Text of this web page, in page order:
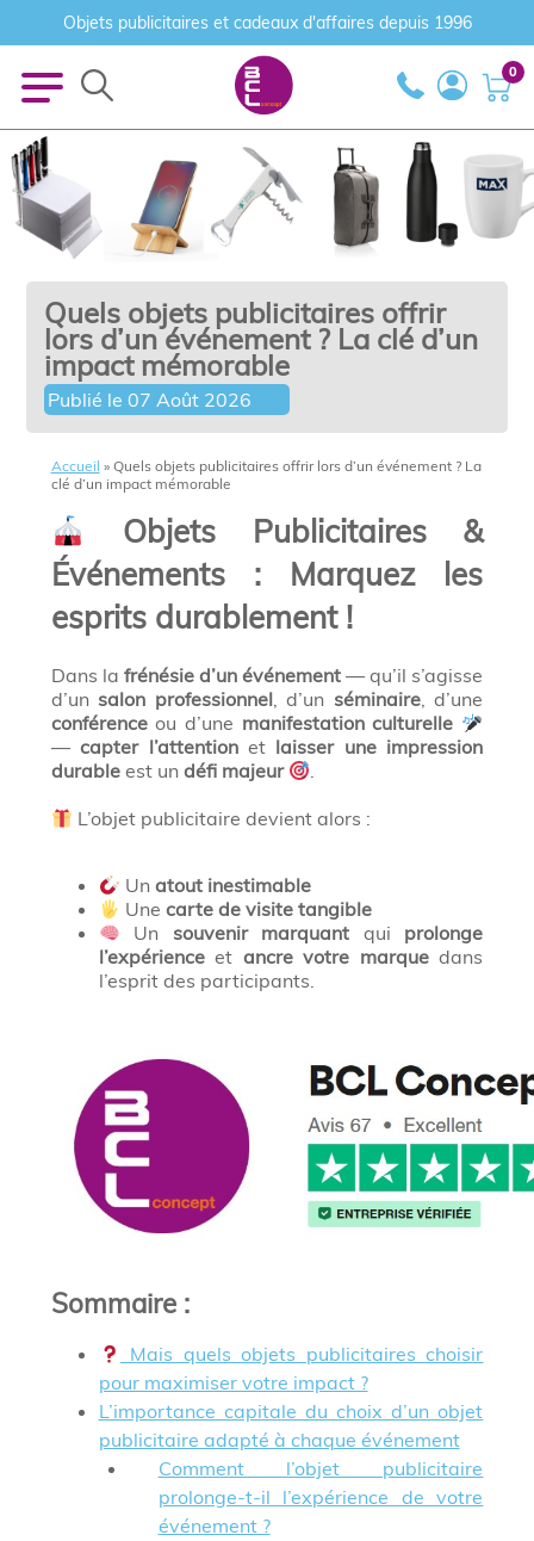
Objets publicitaires et cadeaux d'affaires depuis 1996
0
Quels objets publicitaires offrir
lors d’un événement ? La clé d’un
impact mémorable
Publié le07 Août 2026
Accueil » Quels objets publicitaires offrir lors d’un événement ? La
clé d’un impact mémorable
Objets Publicitaires &
Événements : Marquez les
esprits durablement !
Dans la frénésie d’un événement — qu’il s’agisse
d’un salon professionnel, d’un séminaire, d’une
conférenceou d’une manifestation culturelle
—capter l’attentionet laisser une impression
durableest un défi majeur
.
L’objet publicitaire devient alors :
Un atout inestimable
Une carte de visite tangible
Un souvenir marquant qui prolonge
l’expérienceet ancre votre marquedans
l’esprit des participants.
Sommaire:
Mais quels objets publicitaires choisir
pour maximiser votre impact ?
L’importance capitale du choix d’un objet
publicitaire adapté à chaque événement
Comment l’objet publicitaire
prolonge-t-il l’expérience de votre
événement ?